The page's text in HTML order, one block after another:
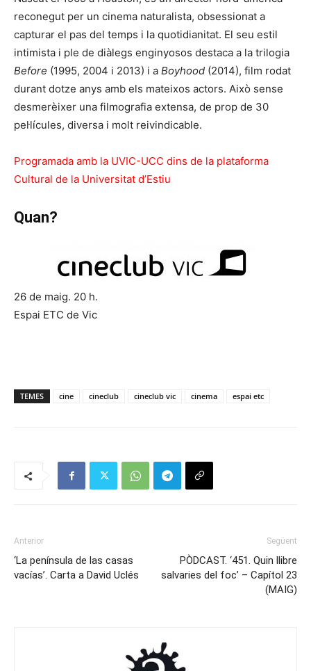
reconegut per un cinema naturalista, obsessionat a
capturar el pas del temps i la quotidianitat. El seu estil
intimista i ple de diàlegs enginyosos destaca a la trilogia
Before (1995, 2004 i 2013) i a Boyhood (2014), film rodat
durant dotze anys amb els mateixos actors. Això sense
desmerèixer una filmografia extensa, de prop de 30
pel·lícules, diversa i molt reivindicable.
Programada amb la UVIC-UCC dins de la plataforma
Cultural de la Universitat d’Estiu
Quan?
26 de maig. 20 h.
Espai ETC de Vic
TEMES cine cineclub cineclub vic cinema espai etc
Anterior
‘La península de las casas
vacías’. Carta a David Uclés
Següent
PÒDCAST. ‘451. Quin llibre
salvaries del foc’ – Capítol 23
(MAIG)